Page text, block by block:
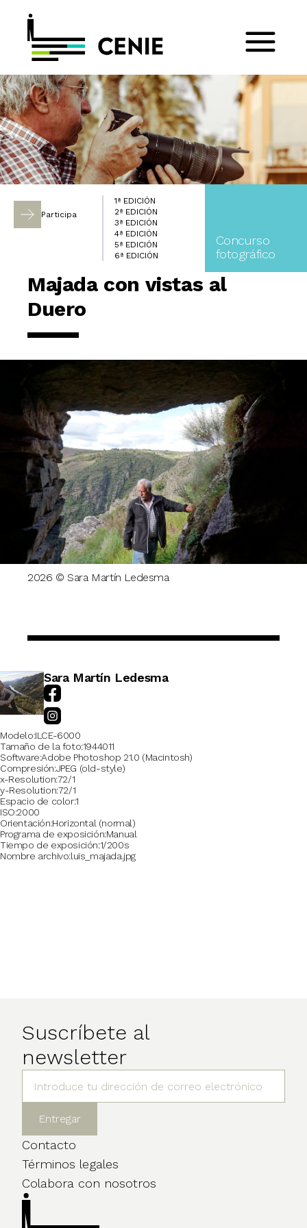
Participa
1ª EDICIÓN
2ª EDICIÓN
3ª EDICIÓN
4ª EDICIÓN
5ª EDICIÓN
6ª EDICIÓN
Concurso
fotográfico
Majada con vistas al
Duero
2026 © Sara Martín Ledesma
Sara Martín Ledesma
Modelo ILCE-6000
Tamaño de la foto1944011
Software Adobe Photoshop 21.0 (Macintosh)
Compresión JPEG (old-style)
x-Resolution72/1
y-Resolution72/1
Espacio de color1
ISO 2000
Orientación Horizontal (normal)
Programa de exposiciónManual
Tiempo de exposición 1/200s
Nombre archivo luis_majada.jpg
Suscríbete al
newsletter
Contacto
Términos legales
Colabora con nosotros